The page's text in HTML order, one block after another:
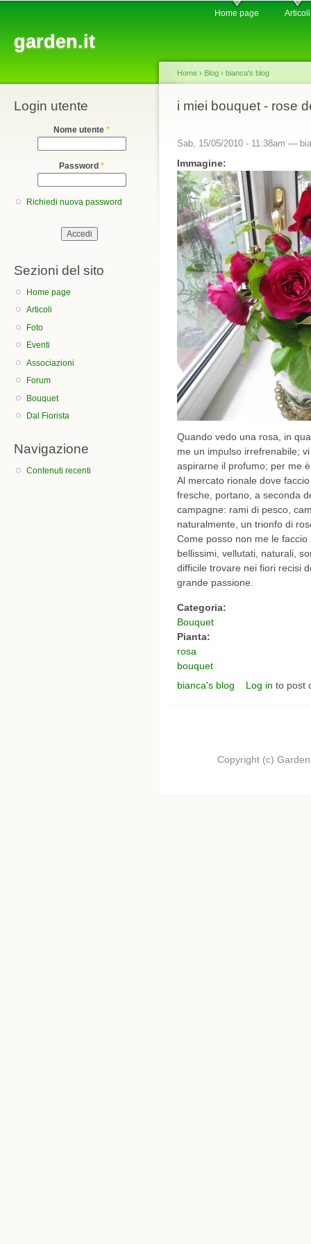
garden.it
Home page Articoli
Login utente
Nome utente *
Password *
Richiedi nuova password
Sezioni del sito
Home page
Articoli
Foto
Eventi
Associazioni
Forum
Bouquet
Dal Fiorista
Navigazione
Contenuti recenti
You are here
Home › Blog › bianca's blog
i miei bouquet - rose
Sab, 15/05/2010 - 11:38am —
Immagine:
Quando vedo una rosa, in
me un impulso irrefrenabile;
aspirarne il profumo; per me
Al mercato rionale dove
fresche, portano, a seconda
campagne: rami di pesco,
naturalmente, un trionfo di
Come posso non me le
bellissimi, vellutati, naturali,
difficile trovare nei fiori recisi
grande passione.
Categoria:
Bouquet
Pianta:
rosa
bouquet
bianca's blog
Log in to post
Copyright (c)